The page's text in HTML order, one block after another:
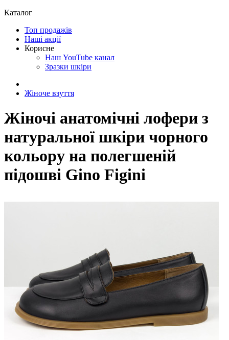
Каталог
Топ продажів
Наші акції
Корисне
Наш YouTube канал
Зразки шкіри
Жіноче взуття
Жіночі анатомічні лофери з
натуральної шкіри чорного
кольору на полегшеній
підошві Gino Figini